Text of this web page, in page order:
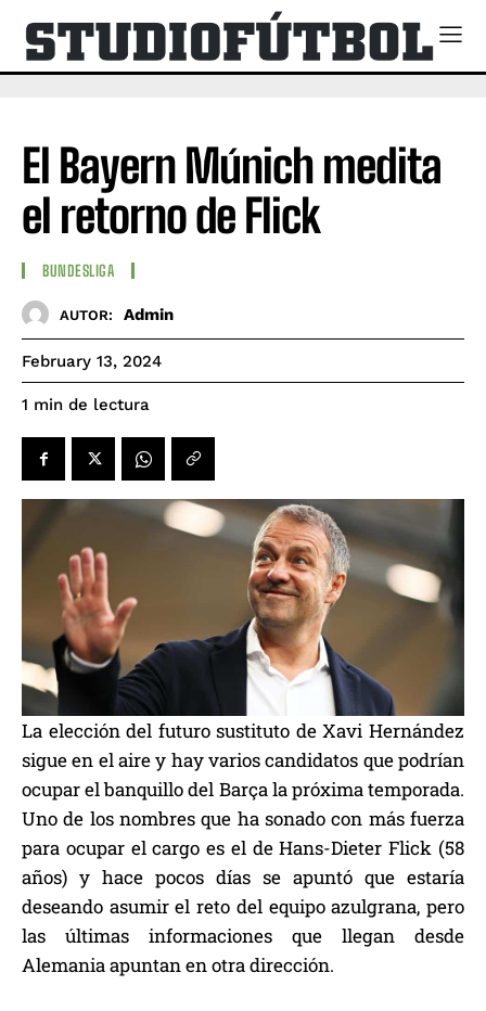
El Bayern Múnich medita
el retorno de Flick
BUNDESLIGA
AUTOR: Admin
February 13, 2024
1 min de lectura
La elección del futuro sustituto de Xavi Hernández
sigue en el aire y hay varios candidatos que podrían
ocupar el banquillo del Barça la próxima temporada.
Uno de los nombres que ha sonado con más fuerza
para ocupar el cargo es el de Hans-Dieter Flick (58
años) y hace pocos días se apuntó que estaría
deseando asumir el reto del equipo azulgrana, pero
las últimas informaciones que llegan desde
Alemania apuntan en otra dirección.